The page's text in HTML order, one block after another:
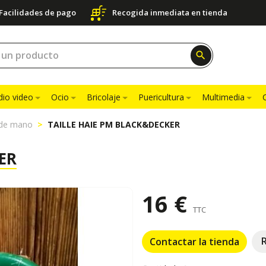
de pago Recogida inmediata en tienda
search
video Ocio Bricolaje Puericultura Multimedia
mano TAILLE HAIE PM BLACK&DECKER
16 € TTC
Contactar la tienda